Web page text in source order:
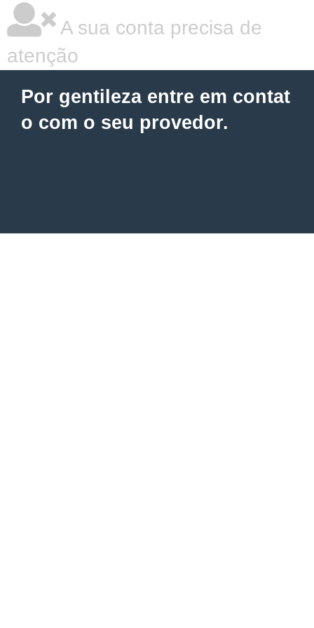
A sua conta precisa de
atenção
Por gentileza entre em contat
o com o seu provedor.